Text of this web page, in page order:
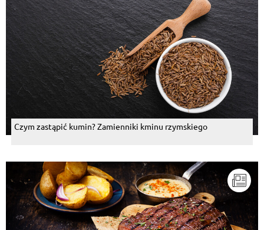
Czym zastąpić kumin? Zamienniki kminu rzymskiego